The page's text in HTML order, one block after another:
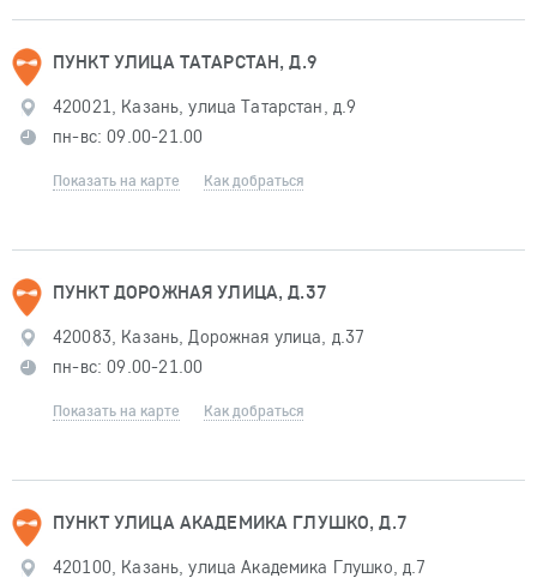
ПУНКТ УЛИЦА ТАТАРСТАН, Д.9
420021, Казань, улица Татарстан, д.9
пн-вс: 09.00-21.00
Показать на карте Как добраться
ПУНКТ ДОРОЖНАЯ УЛИЦА, Д.37
420083, Казань, Дорожная улица, д.37
пн-вс: 09.00-21.00
Показать на карте Как добраться
ПУНКТ УЛИЦА АКАДЕМИКА ГЛУШКО, Д.7
420100, Казань, улица Академика Глушко, д.7